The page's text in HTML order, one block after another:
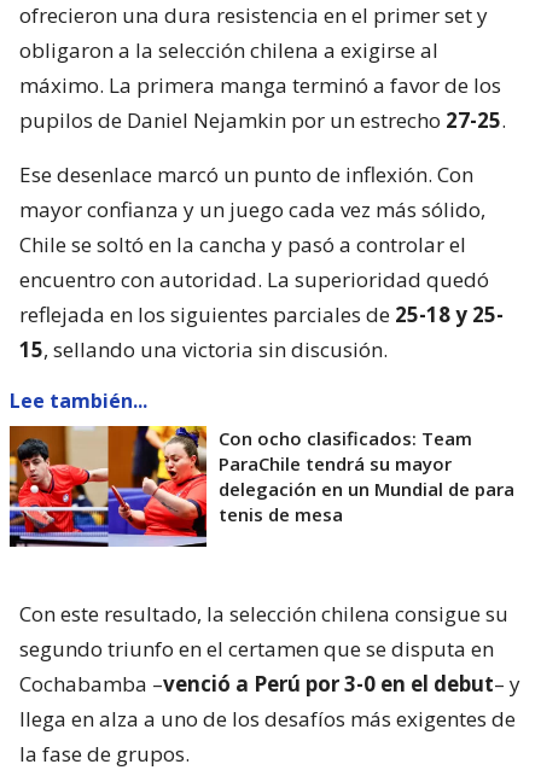
ofrecieron una dura resistencia en el primer set y
obligaron a la selección chilena a exigirse al
máximo. La primera manga terminó a favor de los
pupilos de Daniel Nejamkin por un estrecho 27-25.
Ese desenlace marcó un punto de inflexión. Con
mayor confianza y un juego cada vez más sólido,
Chile se soltó en la cancha y pasó a controlar el
encuentro con autoridad. La superioridad quedó
reflejada en los siguientes parciales de 25-18 y 25-
15, sellando una victoria sin discusión.
Lee también...
Con ocho clasificados: Team
ParaChile tendrá su mayor
delegación en un Mundial de para
tenis de mesa
Con este resultado, la selección chilena consigue su
segundo triunfo en el certamen que se disputa en
Cochabamba –venció a Perú por 3-0 en el debut– y
llega en alza a uno de los desafíos más exigentes de
la fase de grupos.